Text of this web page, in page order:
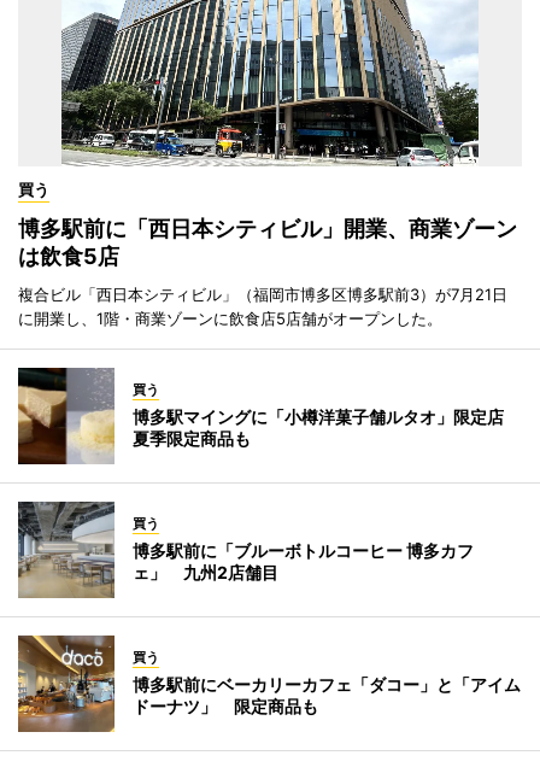
買う
博多駅前に「西日本シティビル」開業、商業ゾーン
は飲食5店
複合ビル「西日本シティビル」（福岡市博多区博多駅前3）が7月21日
に開業し、1階・商業ゾーンに飲食店5店舗がオープンした。
買う
博多駅マイングに「小樽洋菓子舗ルタオ」限定店
夏季限定商品も
買う
博多駅前に「ブルーボトルコーヒー 博多カフ
ェ」 九州2店舗目
買う
博多駅前にベーカリーカフェ「ダコー」と「アイム
ドーナツ」 限定商品も